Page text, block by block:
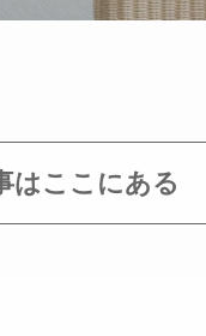
ここにある